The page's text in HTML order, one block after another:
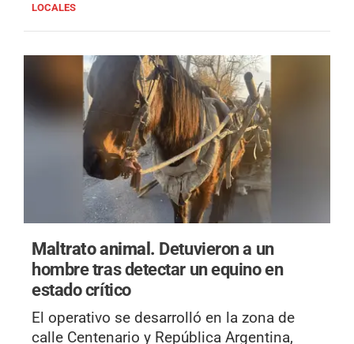
LOCALES
Maltrato animal. Detuvieron a un
hombre tras detectar un equino en
estado crítico
El operativo se desarrolló en la zona de
calle Centenario y República Argentina,